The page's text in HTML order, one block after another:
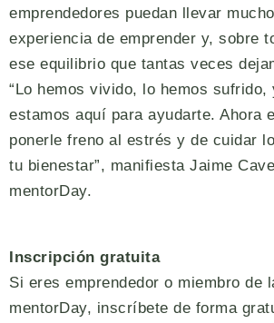
emprendedores puedan llevar
experiencia de emprender y, sobre
ese equilibrio que tantas veces
“Lo hemos vivido, lo hemos sufrido,
estamos aquí para ayudarte. Ahora
ponerle freno al estrés y de cuidar
tu bienestar”, manifiesta Jaime
mentorDay.
Inscripción gratuita
Si eres emprendedor o miembro de
mentorDay, inscríbete de forma